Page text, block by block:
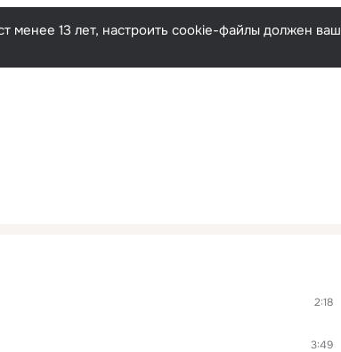
Русский
менее 13 лет, настроить cookie-файлы должен ваш
2:18
3:49